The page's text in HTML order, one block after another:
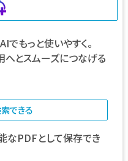
もっと使いやすく。
へとスムーズにつなげる
できる
なPDFとして保存でき